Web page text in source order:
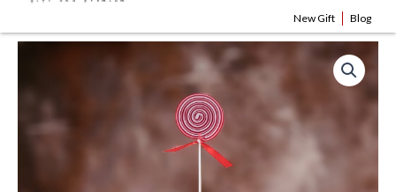
New Gift Blog